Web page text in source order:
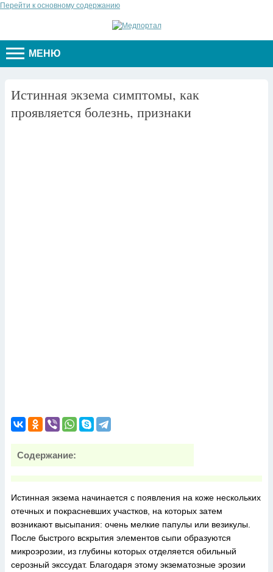
Перейти к основному содержанию
МЕНЮ
Истинная экзема симптомы, как
проявляется болезнь, признаки
Содержание:
Истинная экзема начинается с появления на коже нескольких
отечных и покрасневших участков, на которых затем
возникают высыпания: очень мелкие папулы или везикулы.
После быстрого вскрытия элементов сыпи образуются
микроэрозии, из глубины которых отделяется обильный
серозный экссудат. Благодаря этому экзематозные эрозии